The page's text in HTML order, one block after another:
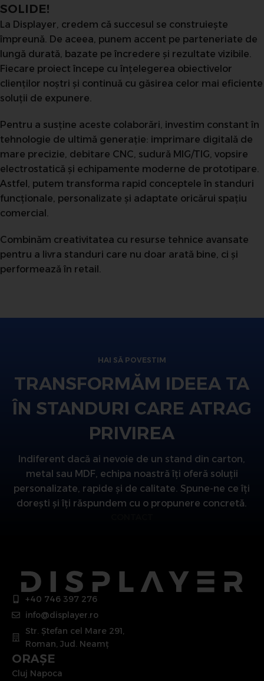
SOLIDE!
La Displayer, credem că succesul se construiește
împreună. De aceea, punem accent pe parteneriate de
lungă durată, bazate pe încredere și rezultate vizibile.
Fiecare proiect începe cu înțelegerea obiectivelor
clienților noștri și continuă cu găsirea celor mai eficiente
soluții de expunere.
Pentru a susține aceste colaborări, investim constant în
tehnologie de ultimă generație: imprimare digitală de
mare precizie, debitare CNC, sudură MIG/TIG, vopsire
electrostatică și echipamente moderne de prototipare.
Astfel, putem transforma rapid conceptele în standuri
funcționale, personalizate și adaptate oricărui spațiu
comercial.
Combinăm creativitatea cu resurse tehnice avansate
pentru a livra standuri care nu doar arată bine, ci și
performează în retail.
HAI SĂ POVESTIM
TRANSFORMĂM IDEEA TA
ÎN STANDURI CARE ATRAG
PRIVIREA
Indiferent dacă ai nevoie de un stand din carton,
metal sau MDF, echipa noastră îți oferă soluții
personalizate, rapide și de calitate. Spune-ne ce îți
dorești și îți răspundem cu o propunere concretă.
+40 746 397 276
info@displayer.ro
Str. Ștefan cel Mare 291,
Roman, Jud. Neamț
ORAȘE
Cluj Napoca